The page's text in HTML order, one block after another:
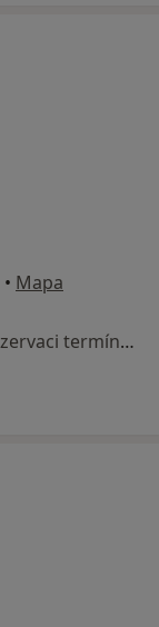
• Mapa
Tento specialista nenabízí online rezervaci termínu na této adrese.